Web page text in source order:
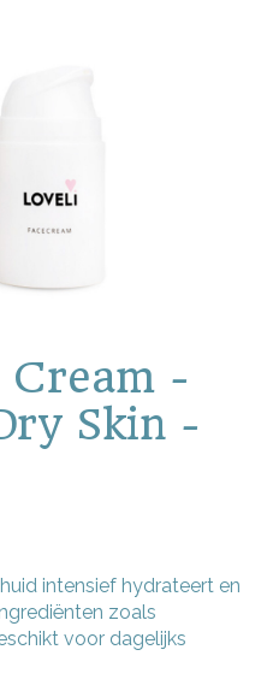
Cream -
Skin -
intensief hydrateert en
zoals
voor dagelijks